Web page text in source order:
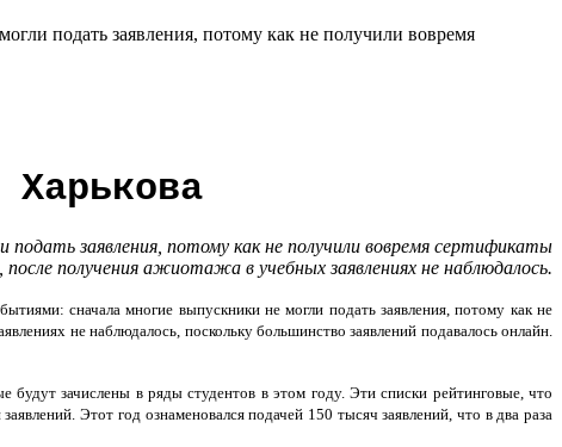
подать заявления, потому как не получили вовремя
подать заявления, потому как не получили вовремя сертификаты
получения ажиотажа в учебных заявлениях не наблюдалось.
сначала многие выпускники не могли подать заявления, потому как не
не наблюдалось, поскольку большинство заявлений подавалось онлайн.
будут зачислены в ряды студентов в этом году. Эти списки рейтинговые, что
Этот год ознаменовался подачей 150 тысяч заявлений, что в два раза